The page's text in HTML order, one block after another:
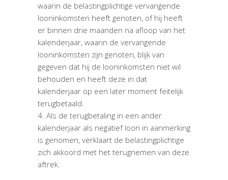
waarin de belastingplichtige vervangende
looninkomsten heeft genoten, of hij heeft
er binnen drie maanden na afloop van het
kalenderjaar, waarin de vervangende
looninkomsten zijn genoten, blijk van
gegeven dat hij de looninkomsten niet wil
behouden en heeft deze in dat
kalenderjaar op een later moment feitelijk
terugbetaald.
Als de terugbetaling in een ander
kalenderjaar als negatief loon in aanmerking
is genomen, verklaart de belastingplichtige
zich akkoord met het terugnemen van deze
aftrek.